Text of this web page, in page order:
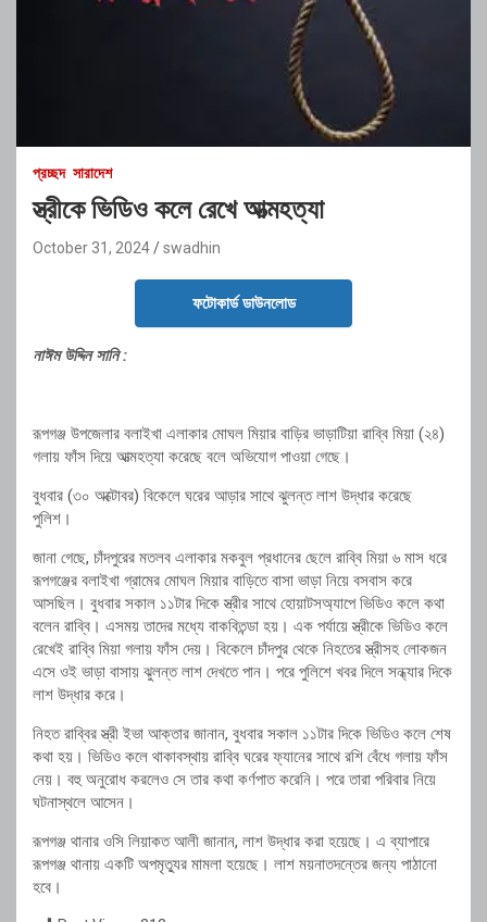
প্রচ্ছদ সারাদেশ
স্ত্রীকে ভিডিও কলে রেখে আত্মহত্যা
October 31, 2024 swadhin
ফটোকার্ড ডাউনলোড
নাঈম উদ্দিন সানি :
রূপগঞ্জ উপজেলার বলাইখা এলাকার মোঘল মিয়ার বাড়ির ভাড়াটিয়া রাব্বি মিয়া (২৪)
গলায় ফাঁস দিয়ে আত্মহত্যা করেছে বলে অভিযোগ পাওয়া গেছে।
বুধবার (৩০ অক্টোবর) বিকেলে ঘরের আড়ার সাথে ঝুলন্ত লাশ উদ্ধার করেছে
পুলিশ।
জানা গেছে, চাঁদপুরের মতলব এলাকার মকবুল প্রধানের ছেলে রাব্বি মিয়া ৬ মাস ধরে
রূপগঞ্জের বলাইখা গ্রামের মোঘল মিয়ার বাড়িতে বাসা ভাড়া নিয়ে বসবাস করে
আসছিল। বুধবার সকাল ১১টার দিকে স্ত্রীর সাথে হোয়াটসঅ্যাপে ভিডিও কলে কথা
বলেন রাব্বি। এসময় তাদের মধ্যে বাকবিতন্ডা হয়। এক পর্যায়ে স্ত্রীকে ভিডিও কলে
রেখেই রাব্বি মিয়া গলায় ফাঁস দেয়। বিকেলে চাঁদপুর থেকে নিহতের স্ত্রীসহ লোকজন
এসে ওই ভাড়া বাসায় ঝুলন্ত লাশ দেখতে পান। পরে পুলিশে খবর দিলে সন্ধ্যার দিকে
লাশ উদ্ধার করে।
নিহত রাব্বির স্ত্রী ইভা আক্তার জানান, বুধবার সকাল ১১টার দিকে ভিডিও কলে শেষ
কথা হয়। ভিডিও কলে থাকাবস্থায় রাব্বি ঘরের ফ্যানের সাথে রশি বেঁধে গলায় ফাঁস
নেয়। বহু অনুরোধ করলেও সে তার কথা কর্ণপাত করেনি। পরে তারা পরিবার নিয়ে
ঘটনাস্থলে আসেন।
রূপগঞ্জ থানার ওসি লিয়াকত আলী জানান, লাশ উদ্ধার করা হয়েছে। এ ব্যাপারে
রূপগঞ্জ থানায় একটি অপমৃত্যুর মামলা হয়েছে। লাশ ময়নাতদন্তের জন্য পাঠানো
হবে।